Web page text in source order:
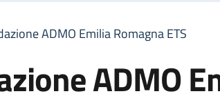
di pane
ADMO Emilia Romagna ETS
ADMO